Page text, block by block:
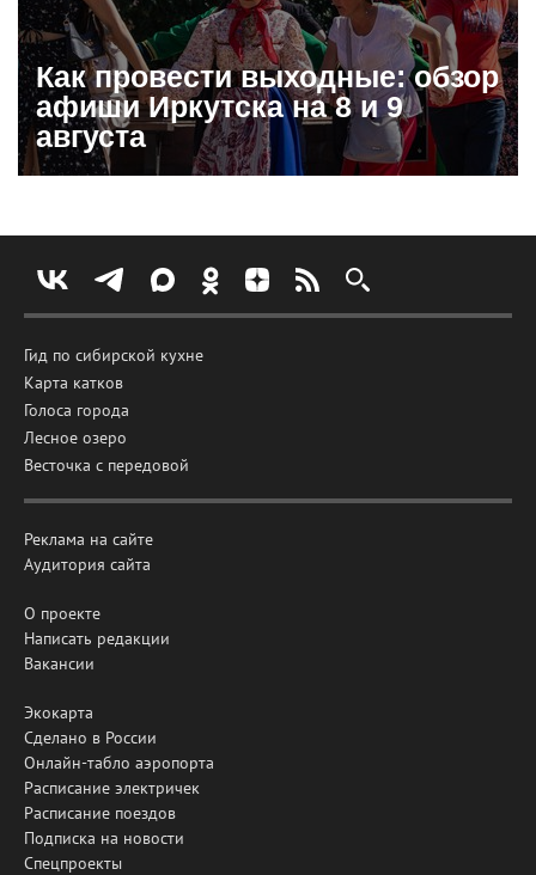
Как провести выходные: обзор
афиши Иркутска на 8 и 9
августа
Гид по сибирской кухне
Карта катков
Голоса города
Лесное озеро
Весточка с передовой
Реклама на сайте
Аудитория сайта
О проекте
Написать редакции
Вакансии
Экокарта
Сделано в России
Онлайн-табло аэропорта
Расписание электричек
Расписание поездов
Подписка на новости
Спецпроекты